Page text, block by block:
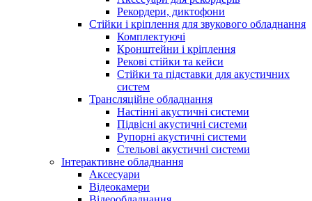
Рекордери, диктофони
Стійки і кріплення для звукового обладнання
Комплектуючі
Кронштейни і кріплення
Рекові стійки та кейси
Стійки та підставки для акустичних
систем
Трансляційне обладнання
Настінні акустичні системи
Підвісні акустичні системи
Рупорні акустичні системи
Стельові акустичні системи
Інтерактивне обладнання
Аксесуари
Відеокамери